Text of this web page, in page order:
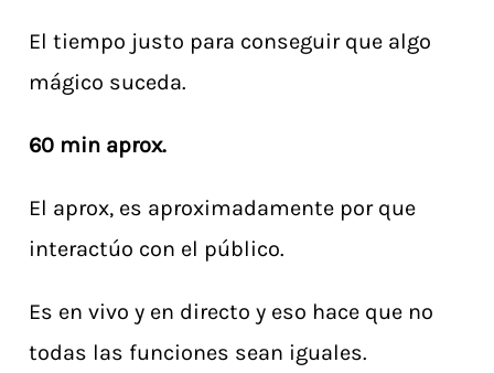
El tiempo justo para conseguir que algo
mágico suceda.
60 min aprox.
El aprox, es aproximadamente por que
interactúo con el público.
Es en vivo y en directo y eso hace que no
todas las funciones sean iguales.